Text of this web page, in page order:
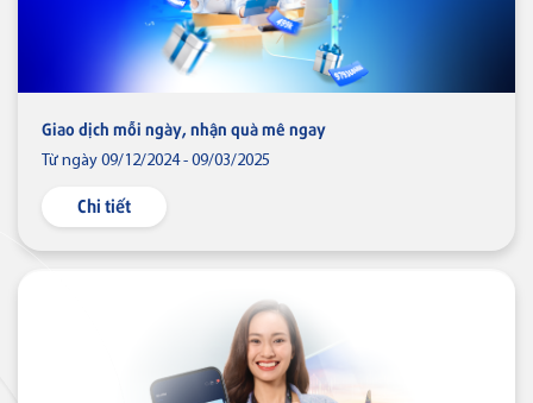
Giao dịch mỗi ngày, nhận quà mê ngay
Từ ngày 09/12/2024 - 09/03/2025
Chi tiết
Thẻ tín dụng BVBank JCB Cheer
Thẻ tín dụng
Thẻ tín dụng BVBank JCB Sense
Thẻ tín dụng
Thẻ tín dụng BVBank JCB
Discovery